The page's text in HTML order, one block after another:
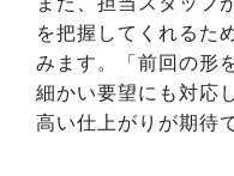
を把握してくれるた
みます。「前回の形
細かい要望にも対応
高い仕上がりが期待